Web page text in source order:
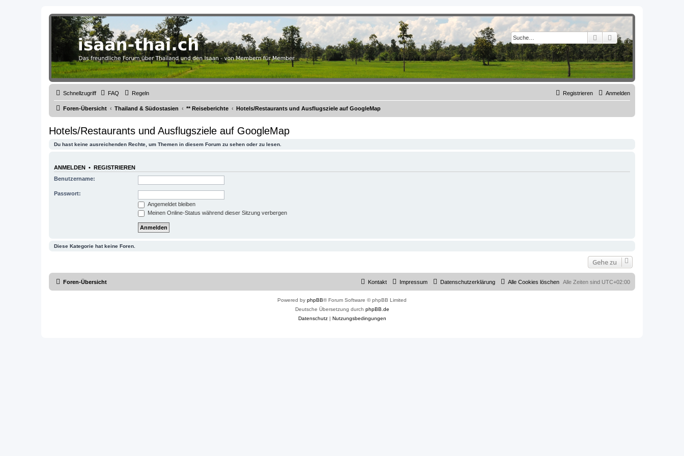
Suche Erweiterte Suche
Thailand & Isaan Forum - isaan-thai.ch
Das freundliche Forum über Thailand und den Isaan - von Membern für Member
Schnellzugriff FAQ Regeln Anmelden
Registrieren
Foren-Übersicht Thailand & Südostasien ** Reiseberichte Hotels/Restaurants und Ausflugsziele auf GoogleMap
Hotels/Restaurants und Ausflugsziele auf GoogleMap
Du hast keine ausreichenden Rechte, um Themen in diesem Forum zu sehen oder zu lesen.
ANMELDEN •
REGISTRIEREN
Benutzername:
Passwort:
Angemeldet bleiben
Meinen Online-Status während dieser Sitzung verbergen
Diese Kategorie hat keine Foren.
Gehe zu
Foren-Übersicht Alle Zeiten sind UTC+02:00
Alle Cookies löschen
Datenschutzerklärung
Impressum
Kontakt
Powered by phpBB® Forum Software © phpBB Limited
Deutsche Übersetzung durch phpBB.de
Datenschutz| Nutzungsbedingungen